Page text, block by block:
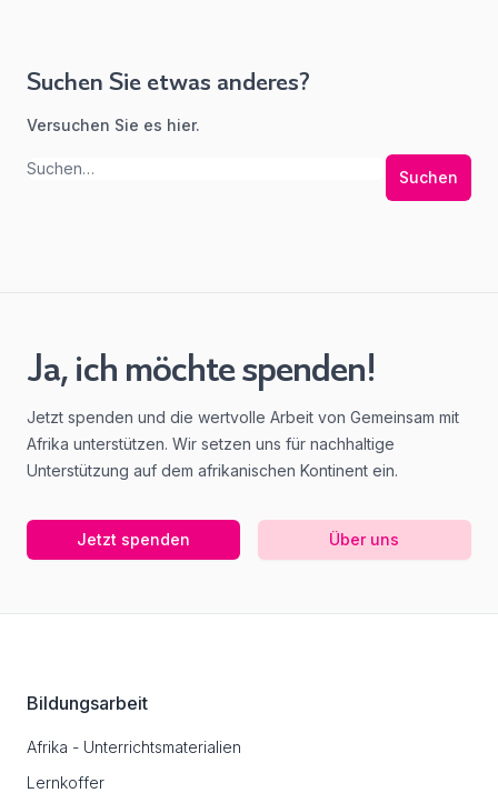
Suchen Sie etwas anderes?
Versuchen Sie es hier.
Suchen
Ja, ich möchte spenden!
Jetzt spenden und die wertvolle Arbeit von Gemeinsam mit
Afrika unterstützen. Wir setzen uns für nachhaltige
Unterstützung auf dem afrikanischen Kontinent ein.
Jetzt spenden Über uns
Bildungsarbeit
Afrika - Unterrichtsmaterialien
Lernkoffer